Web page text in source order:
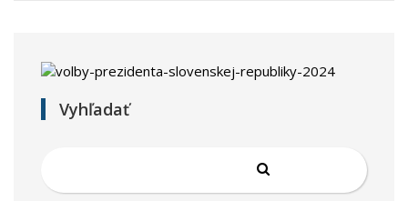
Vyhľadať